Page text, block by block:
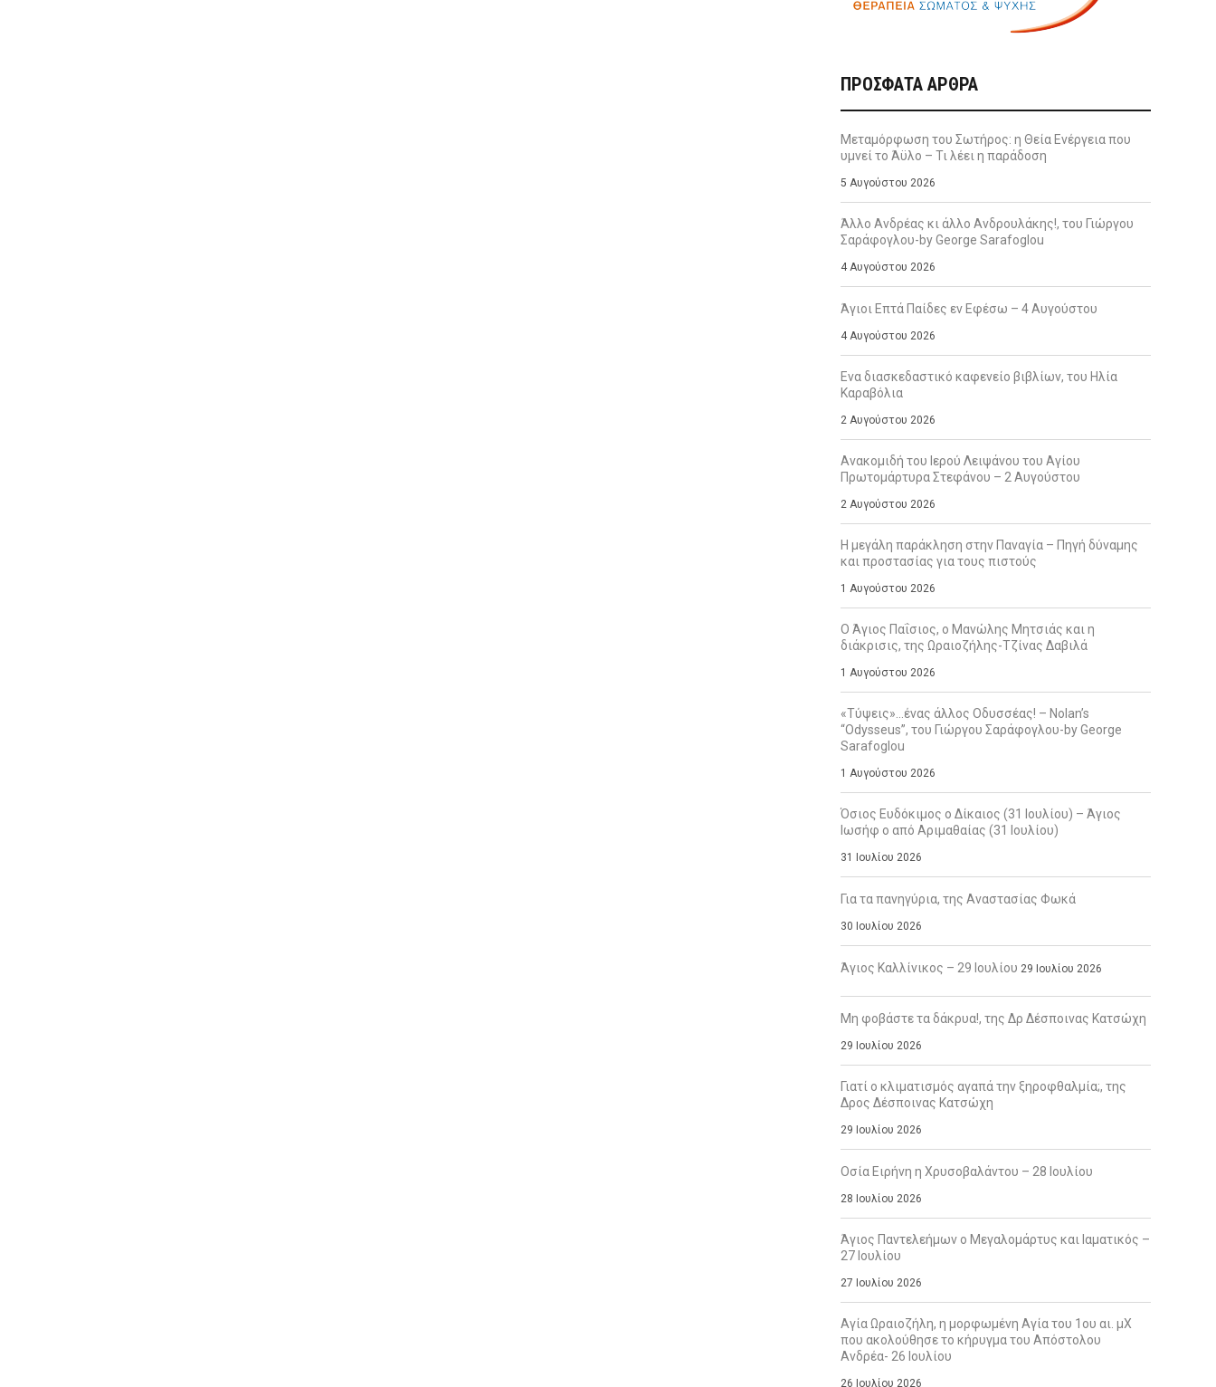
ΠΡΌΣΦΑΤΑ ΆΡΘΡΑ
Μεταμόρφωση του Σωτήρος: η Θεία Ενέργεια που
υμνεί το Άϋλο – Τι λέει η παράδοση
5 Αυγούστου 2026
Άλλο Ανδρέας κι άλλο Ανδρουλάκης!, του Γιώργου
Σαράφογλου-by George Sarafoglou
4 Αυγούστου 2026
Άγιοι Επτά Παίδες εν Εφέσω – 4 Αυγούστου
4 Αυγούστου 2026
Ενα διασκεδαστικό καφενείο βιβλίων, του Ηλία
Καραβόλια
2 Αυγούστου 2026
Ανακομιδή του Ιερού Λειψάνου του Αγίου
Πρωτομάρτυρα Στεφάνου – 2 Αυγούστου
2 Αυγούστου 2026
Η μεγάλη παράκληση στην Παναγία – Πηγή δύναμης
και προστασίας για τους πιστούς
1 Αυγούστου 2026
Ο Άγιος Παΐσιος, ο Μανώλης Μητσιάς και η
διάκρισις, της Ωραιοζήλης-Τζίνας Δαβιλά
1 Αυγούστου 2026
«Τύψεις»…ένας άλλος Οδυσσέας! – Nolan’s
“Odysseus”, του Γιώργου Σαράφογλου-by George
Sarafoglou
1 Αυγούστου 2026
Όσιος Ευδόκιμος ο Δίκαιος (31 Ιουλίου) – Άγιος
Ιωσήφ ο από Αριμαθαίας (31 Ιουλίου)
31 Ιουλίου 2026
Για τα πανηγύρια, της Αναστασίας Φωκά
30 Ιουλίου 2026
Άγιος Καλλίνικος – 29 Ιουλίου 29 Ιουλίου 2026
Μη φοβάστε τα δάκρυα!, της Δρ Δέσποινας Κατσώχη
29 Ιουλίου 2026
Γιατί ο κλιματισμός αγαπά την ξηροφθαλμία;, της
Δρος Δέσποινας Κατσώχη
29 Ιουλίου 2026
Οσία Ειρήνη η Χρυσοβαλάντου – 28 Ιουλίου
28 Ιουλίου 2026
Άγιος Παντελεήμων ο Μεγαλομάρτυς και Ιαματικός –
27 Ιουλίου
27 Ιουλίου 2026
Αγία Ωραιοζήλη, η μορφωμένη Αγία του 1ου αι. μΧ
που ακολούθησε το κήρυγμα του Απόστολου
Ανδρέα- 26 Ιουλίου
26 Ιουλίου 2026